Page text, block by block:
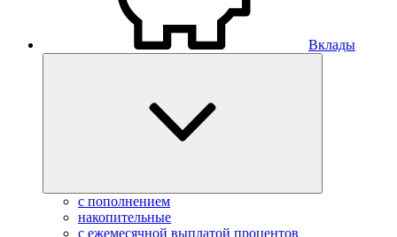
Вклады
с пополнением
накопительные
с ежемесячной выплатой процентов